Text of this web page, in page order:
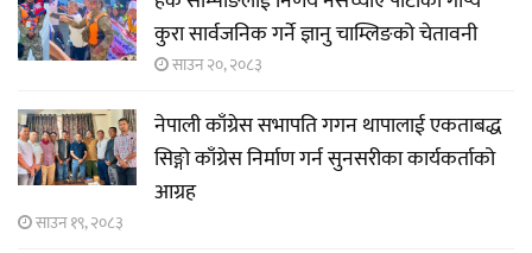
कुरा सार्वजनिक गर्ने ज्ञानु चाम्लिङको चेतावनी
साउन २०, २०८३
नेपाली काँग्रेस सभापति गगन थापालाई एकताबद्ध
सिङ्गो काँग्रेस निर्माण गर्न सुनसरीका कार्यकर्ताको
आग्रह
साउन १९, २०८३